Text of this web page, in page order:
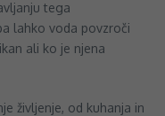
tega
lahko voda povzroči
ali ko je njena
življenje, od kuhanja in